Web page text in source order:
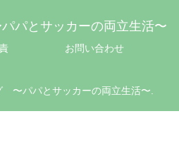
パとサッカーの両立生活〜
お問い合わせ
〜パパとサッカーの両立生活〜.